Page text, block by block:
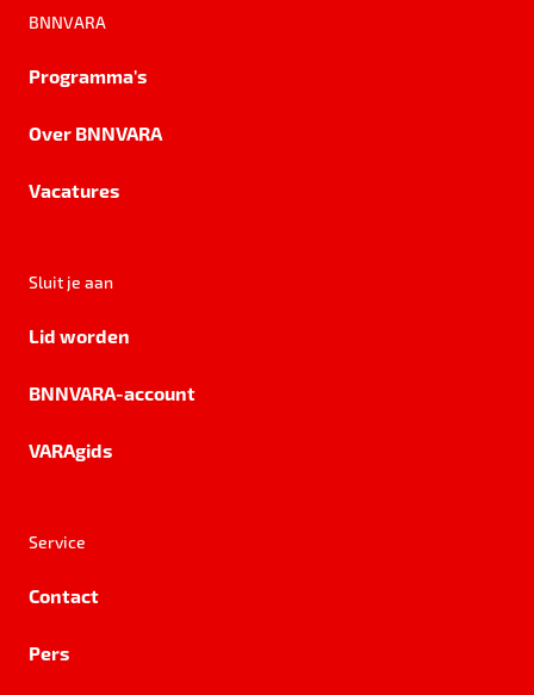
BNNVARA
Programma's
Over BNNVARA
Vacatures
Sluit je aan
Lid worden
BNNVARA-account
VARAgids
Service
Contact
Pers